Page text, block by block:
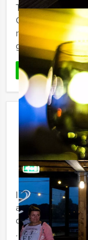
Tijdens de Ik
Guides in Urk
muziek en
gesteld. De ...
LEES MEER
La
In de populaire
acht
de taak om de
...